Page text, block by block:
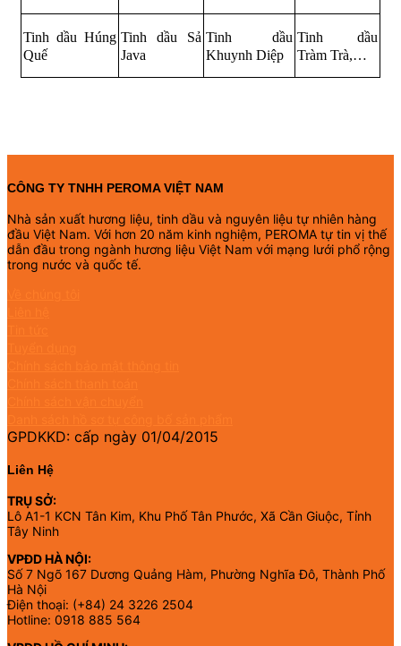
Tinh dầu Húng
Quế
Tinh dầu Sả
Java
Tinh dầu
Khuynh Diệp
Tinh dầu
Tràm Trà,…
CÔNG TY TNHH PEROMA VIỆT NAM
Nhà sản xuất hương liệu, tinh dầu và nguyên liệu tự nhiên hàng
đầu Việt Nam. Với hơn 20 năm kinh nghiệm, PEROMA tự tin vị thế
dẫn đầu trong ngành hương liệu Việt Nam với mạng lưới phổ rộng
trong nước và quốc tế.
GPDKKD: cấp ngày 01/04/2015
Liên Hệ
TRỤ SỞ:
Lô A1-1 KCN Tân Kim, Khu Phố Tân Phước, Xã Cần Giuộc, Tỉnh
Tây Ninh
VPĐD HÀ NỘI:
Số 7 Ngõ 167 Dương Quảng Hàm, Phường Nghĩa Đô, Thành Phố
Hà Nội
Điện thoại: (+84) 24 3226 2504
Hotline: 0918 885 564